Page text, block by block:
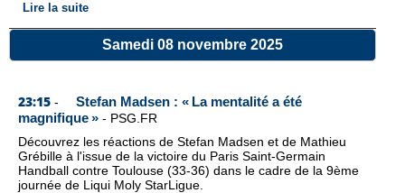
Lire la suite
Samedi 08 novembre 2025
23:15 -
Stefan Madsen : « La mentalité a été
magnifique » - PSG.FR
Découvrez les réactions de Stefan Madsen et de Mathieu
Grébille à l'issue de la victoire du Paris Saint-Germain
Handball contre Toulouse (33-36) dans le cadre de la 9ème
journée de Liqui Moly StarLigue.